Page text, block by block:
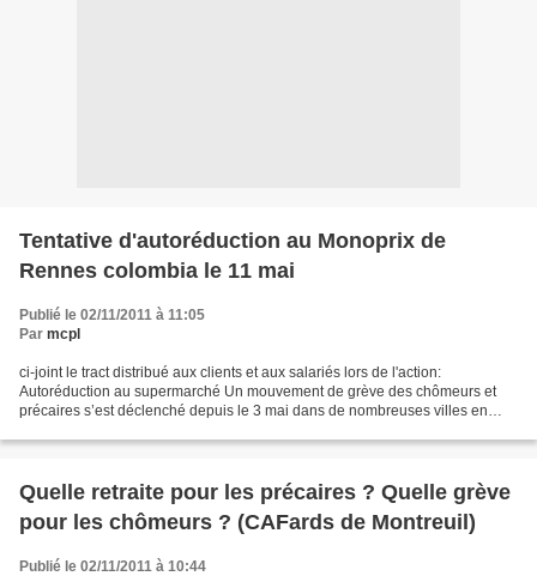
Tentative d'autoréduction au Monoprix de
Rennes colombia le 11 mai
Publié le 02/11/2011 à 11:05
Par mcpl
ci-joint le tract distribué aux clients et aux salariés lors de l'action:
Autoréduction au supermarché Un mouvement de grève des chômeurs et
précaires s’est déclenché depuis le 3 mai dans de nombreuses villes en
Quelle retraite pour les précaires ? Quelle grève
pour les chômeurs ? (CAFards de Montreuil)
Publié le 02/11/2011 à 10:44